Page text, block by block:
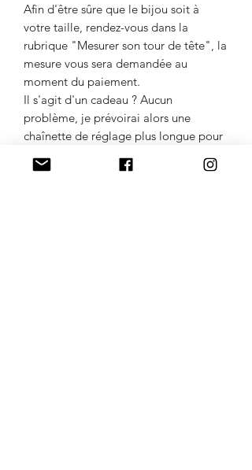
Afin d'être sûre que le bijou soit à
votre taille, rendez-vous dans la
rubrique "Mesurer son tour de tête", la
mesure vous sera demandée au
moment du paiement.
Il s'agit d'un cadeau ? Aucun
problème, je prévoirai alors une
chaînette de réglage plus longue pour
que le bijou puisse convenir à un tour
de tête plus ou moins grand.